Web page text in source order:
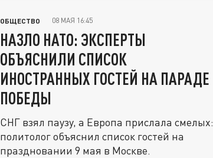
ОБЩЕСТВО 08 МАЯ 16:45
НАЗЛО НАТО: ЭКСПЕРТЫ
ОБЪЯСНИЛИ СПИСОК
ИНОСТРАННЫХ ГОСТЕЙ НА ПАРАДЕ
ПОБЕДЫ
СНГ взял паузу, а Европа прислала смелых:
политолог объяснил список гостей на
праздновании 9 мая в Москве.